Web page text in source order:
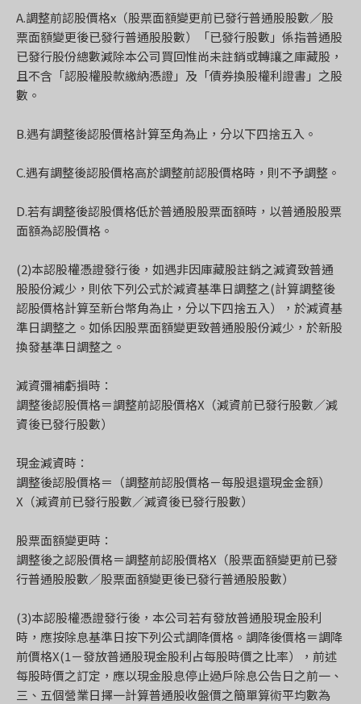
A.調整前認股價格x（股票面額變更前已發行普通股股數／股
票面額變更後已發行普通股股數）「已發行股數」係指普通股
已發行股份總數減除本公司買回惟尚未註銷或轉讓之庫藏股，
且不含「認股權股款繳納憑證」及「債券換股權利證書」之股
數。
B.遇有調整後認股價格計算至角為止，分以下四捨五入。
C.遇有調整後認股價格高於調整前認股價格時，則不予調整。
D.若有調整後認股價格低於普通股股票面額時，以普通股股票
面額為認股價格。
(2)本認股權憑證發行後，如遇非因庫藏股註銷之減資致普通
股股份減少，則依下列公式於減資基準日調整之(計算調整後
認股價格計算至新台幣角為止，分以下四捨五入），於減資基
準日調整之。如係因股票面額變更致普通股股份減少，於新股
換發基準日調整之。
減資彌補虧損時：
調整後認股價格＝調整前認股價格X（減資前已發行股數／減
資後已發行股數）
現金減資時：
調整後認股價格＝（調整前認股價格－每股退還現金金額）
X（減資前已發行股數／減資後已發行股數）
股票面額變更時：
調整後之認股價格＝調整前認股價格X（股票面額變更前已發
行普通股股數／股票面額變更後已發行普通股股數）
(3)本認股權憑證發行後，本公司若有發放普通股現金股利
時，應按除息基準日按下列公式調降價格。調降後價格＝調降
前價格X(1－發放普通股現金股利占每股時價之比率），前述
每股時價之訂定，應以現金股息停止過戶除息公告日之前一、
三、五個營業日擇一計算普通股收盤價之簡單算術平均數為